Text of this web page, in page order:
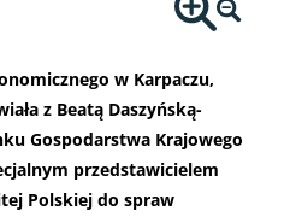
w Karpaczu,
z Beatą Daszyńską-
Gospodarstwa Krajowego
przedstawicielem
Polskiej do spraw